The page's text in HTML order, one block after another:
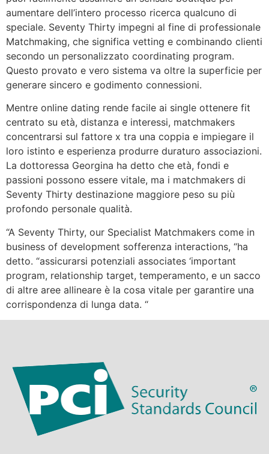
aumentare dell’intero processo ricerca qualcuno di
speciale. Seventy Thirty impegni al fine di professionale
Matchmaking, che significa vetting e combinando clienti
secondo un personalizzato coordinating program.
Questo provato e vero sistema va oltre la superficie per
generare sincero e godimento connessioni.
Mentre online dating rende facile ai single ottenere fit
centrato su età, distanza e interessi, matchmakers
concentrarsi sul fattore x tra una coppia e impiegare il
loro istinto e esperienza produrre duraturo associazioni.
La dottoressa Georgina ha detto che età, fondi e
passioni possono essere vitale, ma i matchmakers di
Seventy Thirty destinazione maggiore peso su più
profondo personale qualità.
“A Seventy Thirty, our Specialist Matchmakers come in
business of development sofferenza interactions, “ha
detto. “assicurarsi potenziali associates ‘important
program, relationship target, temperamento, e un sacco
di altre aree allineare è la cosa vitale per garantire una
corrispondenza di lunga data. “